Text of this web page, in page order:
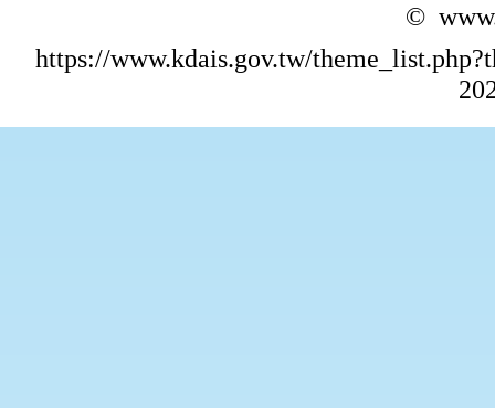
©
https://www.kdais.gov.tw/